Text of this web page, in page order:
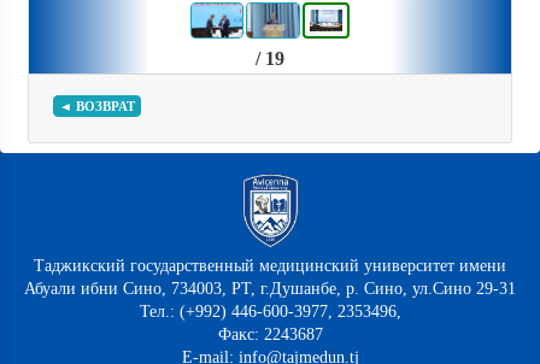
/ 19
◄ ВОЗВРАТ
Таджикский государственный медицинский университет имени
Абуали ибни Сино, 734003, РТ, г.Душанбе, р. Сино, ул.Сино 29-31
Тел.: (+992) 446-600-3977, 2353496,
Факс: 2243687
E-mail: info@tajmedun.tj